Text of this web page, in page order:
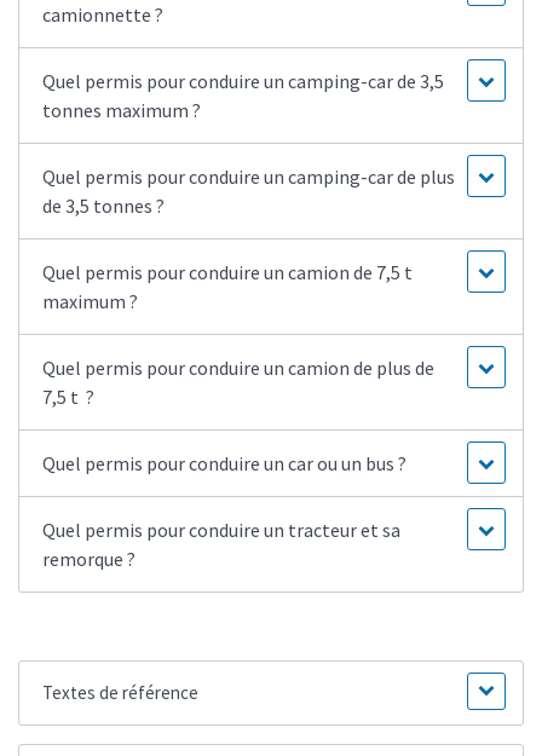
camionnette ?
Quel permis pour conduire un camping-car de 3,5
tonnes maximum ?
Quel permis pour conduire un camping-car de plus
de 3,5 tonnes ?
Quel permis pour conduire un camion de 7,5 t
maximum ?
Quel permis pour conduire un camion de plus de
7,5 t ?
Quel permis pour conduire un car ou un bus ?
Quel permis pour conduire un tracteur et sa
remorque ?
Textes de référence